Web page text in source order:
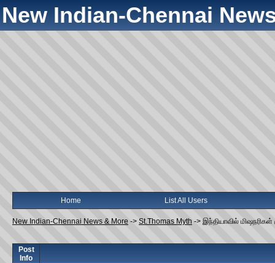
New Indian-Chennai
Home List All Users
New Indian-Chennai News & More -> St.Thomas Myth -> இந்தியாவில்
Post
Info